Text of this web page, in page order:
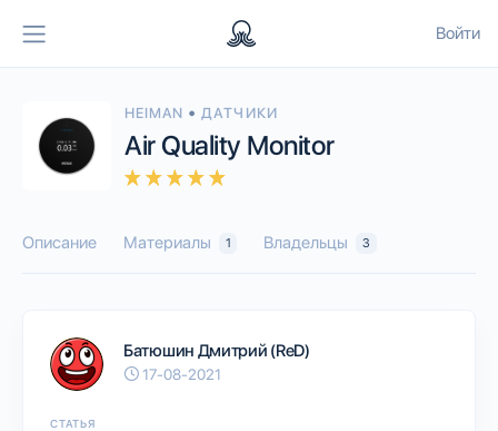
Войти
HEIMAN • ДАТЧИКИ
Air Quality Monitor
Описание Материалы 1 Владельцы 3
Батюшин Дмитрий (ReD)
17-08-2021
СТАТЬЯ